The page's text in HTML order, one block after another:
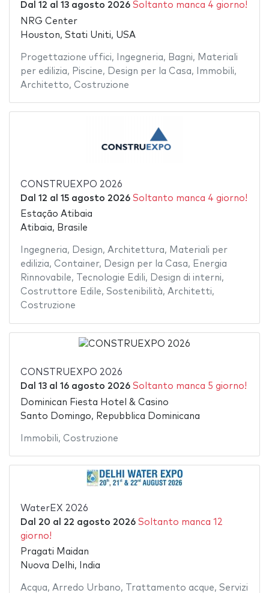
Dal 12 al 13 agosto 2026 Soltanto manca 4 giorno!
NRG Center
Houston, Stati Uniti, USA
Progettazione uffici, Ingegneria, Bagni, Materiali
per edilizia, Piscine, Design per la Casa, Immobili,
Architetto, Costruzione
CONSTRUEXPO 2026
Dal 12 al 15 agosto 2026 Soltanto manca 4 giorno!
Estação Atibaia
Atibaia, Brasile
Ingegneria, Design, Architettura, Materiali per
edilizia, Container, Design per la Casa, Energia
Rinnovabile, Tecnologie Edili, Design di interni,
Costruttore Edile, Sostenibilità, Architetti,
Costruzione
CONSTRUEXPO 2026
Dal 13al 16 agosto 2026 Soltanto manca 5 giorno!
Dominican Fiesta Hotel & Casino
Santo Domingo, Repubblica Dominicana
Immobili, Costruzione
WaterEX 2026
Dal 20 al 22 agosto 2026 Soltanto manca 12
giorno!
Pragati Maidan
Nuova Delhi, India
Acqua, Arredo Urbano, Trattamento acque, Servizi